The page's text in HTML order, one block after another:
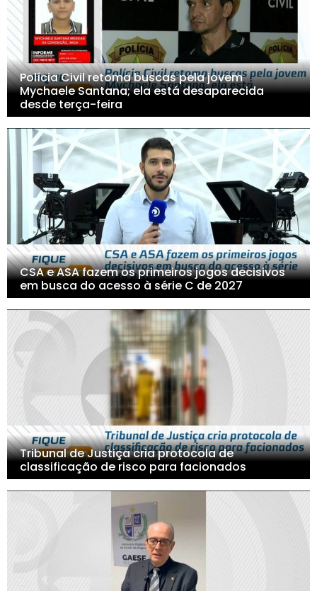
Polícia Civil retoma buscas pela jovem
Mychaele Santana; ela está desaparecida
desde terça-feira
CSA e ASA fazem os primeiros jogos decisivos
em busca do acesso à série C de 2027
Tribunal de Justiça cria protocola de
classificação de risco para facionados